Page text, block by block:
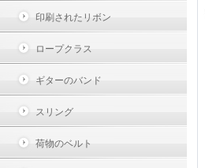
印刷されたリボン
ロープクラス
ギターのバンド
スリング
荷物のベルト